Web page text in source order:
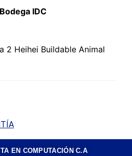
IDC
2 Heihei Buildable Animal
EN COMPUTACIÓN C.A